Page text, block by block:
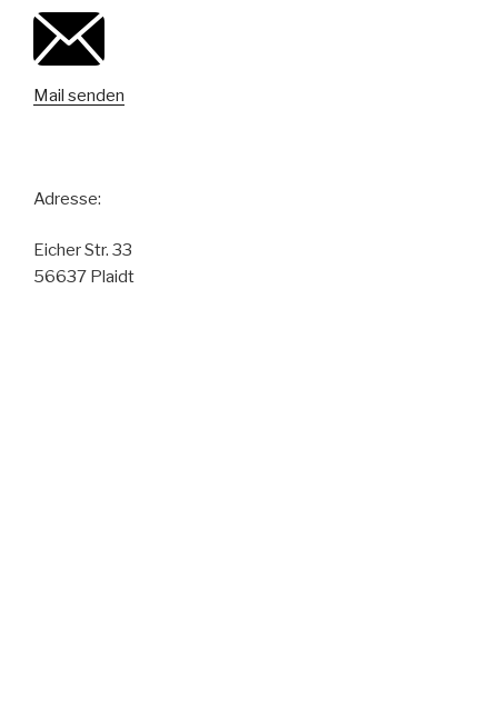
Mail senden
Adresse:
Eicher Str. 33
56637 Plaidt